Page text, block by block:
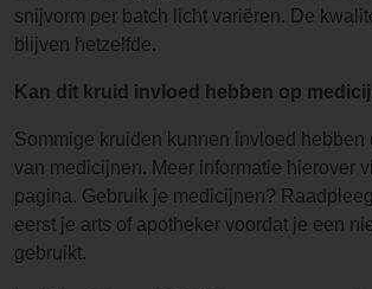
snijvorm per batch licht variëren. De
blijven hetzelfde.
Kan dit kruid invloed hebben op
Sommige kruiden kunnen invloed hebben
van medicijnen. Meer informatie hierover
pagina. Gebruik je medicijnen?
eerst je arts of apotheker voordat je een
gebruikt.